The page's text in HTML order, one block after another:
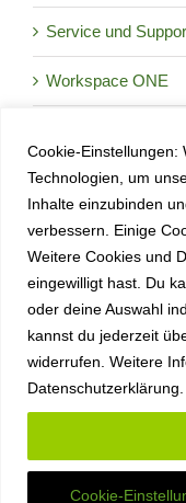
Cookie-Einstellungen:
Technologien, um
Inhalte einzubinden
verbessern. Einige
Weitere Cookies und
eingewilligt hast. Du
oder deine Auswahl
kannst du jederzeit
widerrufen. Weitere
Datenschutzerklärung.
Cookie-
Service und
Workspace ONE
Okt.
8
27 Oktober
Mobile
Kalender anzeigen
Copyright anyplace IT